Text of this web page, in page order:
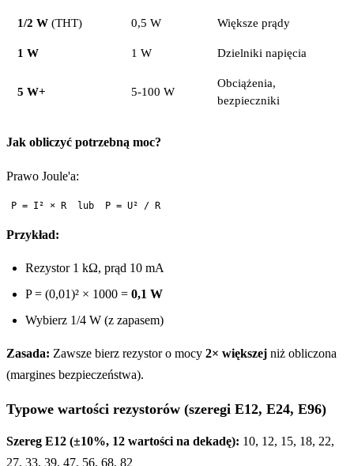
1/2 W(THT) 0,5 W Większe prądy
1 W 1 W Dzielniki napięcia
5 W+ 5-100 W
Obciążenia,
bezpieczniki
Jak obliczyć potrzebną moc?
Prawo Joule'a:
Przykład:
Rezystor 1 kΩ, prąd 10 mA
P = (0,01)² × 1000 = 0,1 W
Wybierz 1/4 W (z zapasem)
Zasada: Zawsze bierz rezystor o mocy 2× większej niż obliczona
(margines bezpieczeństwa).
Typowe wartości rezystorów (szeregi E12, E24, E96)
Szereg E12 (±10%, 12 wartości na dekadę): 10, 12, 15, 18, 22,
27, 33, 39, 47, 56, 68, 82